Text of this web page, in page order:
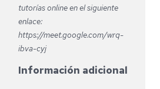
tutorías online en el siguiente
enlace:
https://meet.google.com/wrq-
ibva-cyj
Información adicional